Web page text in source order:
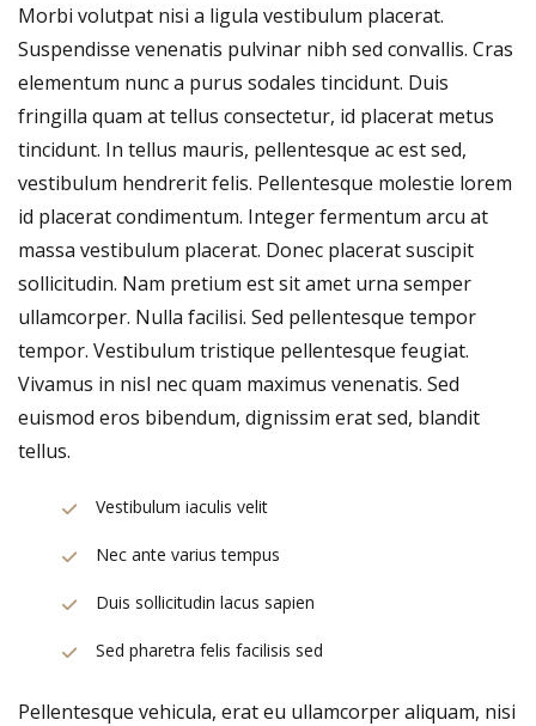
Morbi volutpat nisi a ligula vestibulum placerat.
Suspendisse venenatis pulvinar nibh sed convallis. Cras
elementum nunc a purus sodales tincidunt. Duis
fringilla quam at tellus consectetur, id placerat metus
tincidunt. In tellus mauris, pellentesque ac est sed,
vestibulum hendrerit felis. Pellentesque molestie lorem
id placerat condimentum. Integer fermentum arcu at
massa vestibulum placerat. Donec placerat suscipit
sollicitudin. Nam pretium est sit amet urna semper
ullamcorper. Nulla facilisi. Sed pellentesque tempor
tempor. Vestibulum tristique pellentesque feugiat.
Vivamus in nisl nec quam maximus venenatis. Sed
euismod eros bibendum, dignissim erat sed, blandit
tellus.
Vestibulum iaculis velit
Nec ante varius tempus
Duis sollicitudin lacus sapien
Sed pharetra felis facilisis sed
Pellentesque vehicula, erat eu ullamcorper aliquam, nisi